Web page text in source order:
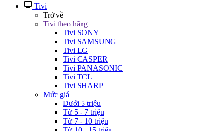
Tivi
Trở về
Tivi theo hãng
Tivi SONY
Tivi SAMSUNG
Tivi LG
Tivi CASPER
Tivi PANASONIC
Tivi TCL
Tivi SHARP
Mức giá
Dưới 5 triệu
Từ 5 - 7 triệu
Từ 7 - 10 triệu